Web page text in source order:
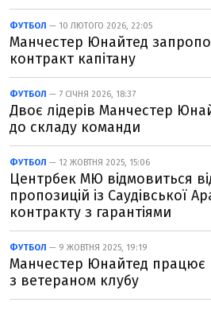
ФУТБОЛ — 10 ЛЮТОГО 2026, 22:05
Манчестер Юнайтед
контракт капітану
ФУТБОЛ — 7 СІЧНЯ 2026, 18:37
Двоє лідерів Манчестер
до складу команди
ФУТБОЛ — 12 ЖОВТНЯ 2025, 15:06
Центрбек МЮ відмовиться
пропозицій із Саудівської
контракту з гарантіями
ФУТБОЛ — 9 ЖОВТНЯ 2025, 19:19
Манчестер Юнайтед
з ветераном клубу